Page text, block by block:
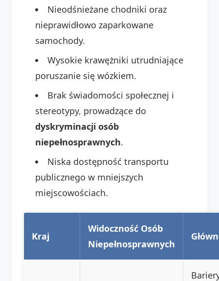
Nieodśnieżane chodniki oraz
nieprawidłowo zaparkowane
samochody.
Wysokie krawężniki utrudniające
poruszanie się wózkiem.
Brak świadomości społecznej i
stereotypy, prowadzące do
dyskryminacji osób
niepełnosprawnych.
Niska dostępność transportu
publicznego w mniejszych
miejscowościach.
Kraj
Widoczność Osób
Niepełnosprawnych